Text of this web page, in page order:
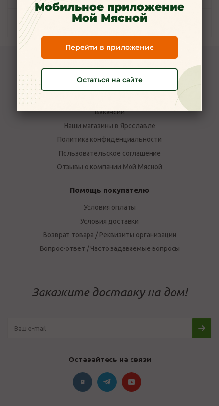
Наличие
Компания Мой Мясной
О компании
Вакансии
Наши магазины в Ярославле
Политика конфиденциальности
Пользовательское соглашение
Отзывы о компании Мой Мясной
Помощь покупателю
Условия оплаты
Условия доставки
Возврат товара / Реквизиты организации
Вопрос-ответ / Часто задаваемые вопросы
Закажите доставку на дом!
Оставайтесь на связи
Мобильное приложение
Мой Мясной
Перейти в приложение
Остаться на сайте